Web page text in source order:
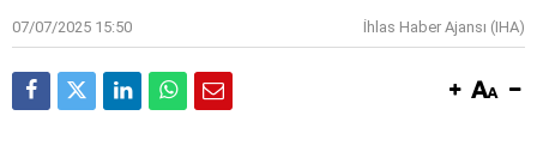
07/07/2025 15:50 İhlas Haber Ajansı (IHA)